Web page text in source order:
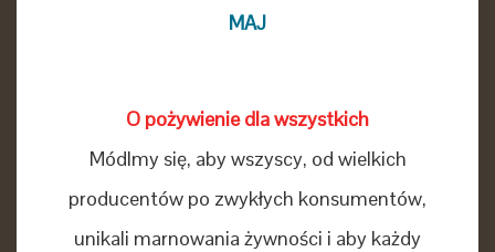
MAJ
O pożywienie dla wszystkich
Módlmy się, aby wszyscy, od wielkich
producentów po zwykłych konsumentów,
unikali marnowania żywności i aby każdy